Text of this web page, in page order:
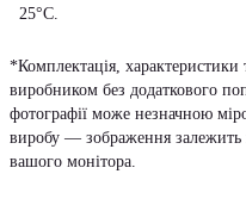
25°С.
*Комплектація,
виробником без додаткового
фотографії може незначною
виробу — зображення залежить
вашого монітора.